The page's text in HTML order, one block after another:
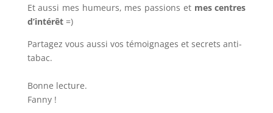
Et aussi mes humeurs, mes passions et mes centres
d’intérêt=)
Partagez vous aussi vos témoignages et secrets anti-
tabac.
Bonne lecture.
Fanny !